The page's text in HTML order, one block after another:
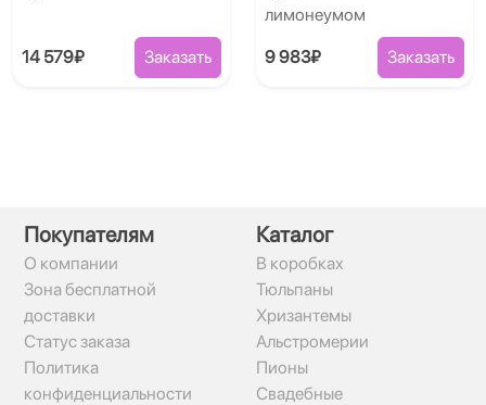
14 579₽ Заказать
лимонеумом
9 983₽ Заказать
Покупателям
О компании
Зона бесплатной
доставки
Статус заказа
Политика
конфиденциальности
Каталог
В коробках
Тюльпаны
Хризантемы
Альстромерии
Пионы
Свадебные